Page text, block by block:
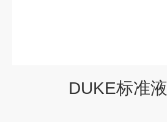
DUKE标准液